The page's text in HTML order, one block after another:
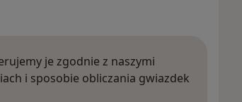
je zgodnie z naszymi
i sposobie obliczania gwiazdek